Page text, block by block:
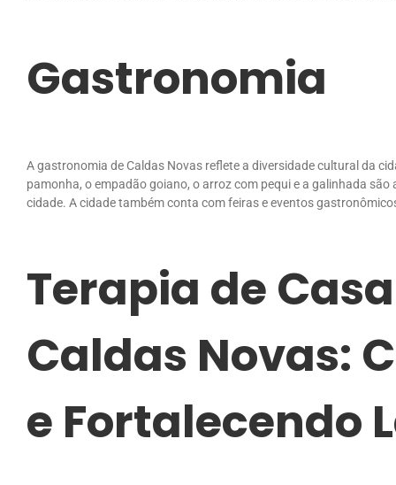
Gastronomia
A gastronomia de Caldas Novas reflete a diversidade cultural da
pamonha, o empadão goiano, o arroz com pequi e a galinhada
cidade. A cidade também conta com feiras e eventos
Terapia de
Caldas Novas:
e Fortalecendo